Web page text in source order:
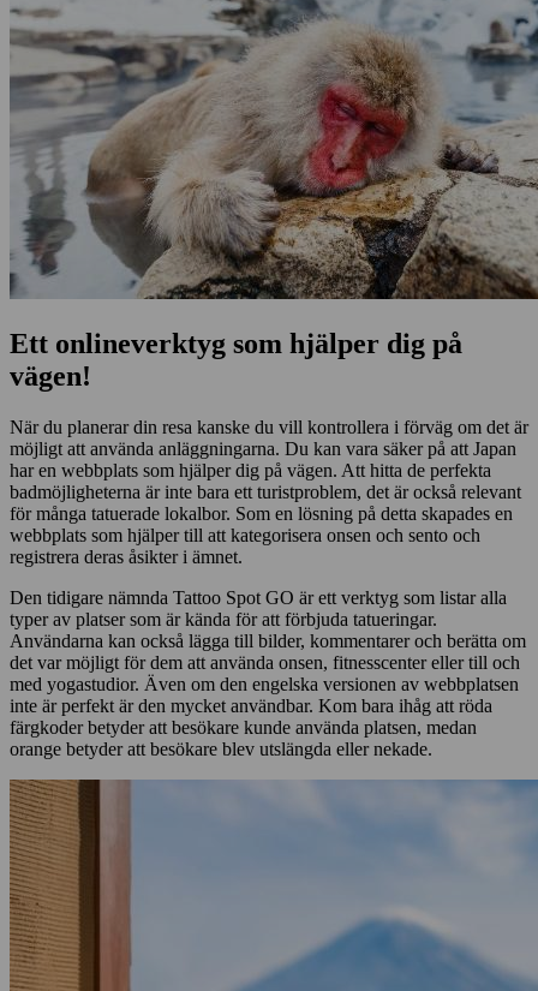
Ett onlineverktyg som hjälper dig på
vägen!
När du planerar din resa kanske du vill kontrollera i förväg om det är
möjligt att använda anläggningarna. Du kan vara säker på att Japan
har en webbplats som hjälper dig på vägen. Att hitta de perfekta
badmöjligheterna är inte bara ett turistproblem, det är också relevant
för många tatuerade lokalbor. Som en lösning på detta skapades en
webbplats som hjälper till att kategorisera onsen och sento och
registrera deras åsikter i ämnet.
Den tidigare nämnda Tattoo Spot GO är ett verktyg som listar alla
typer av platser som är kända för att förbjuda tatueringar.
Användarna kan också lägga till bilder, kommentarer och berätta om
det var möjligt för dem att använda onsen, fitnesscenter eller till och
med yogastudior. Även om den engelska versionen av webbplatsen
inte är perfekt är den mycket användbar. Kom bara ihåg att röda
färgkoder betyder att besökare kunde använda platsen, medan
orange betyder att besökare blev utslängda eller nekade.